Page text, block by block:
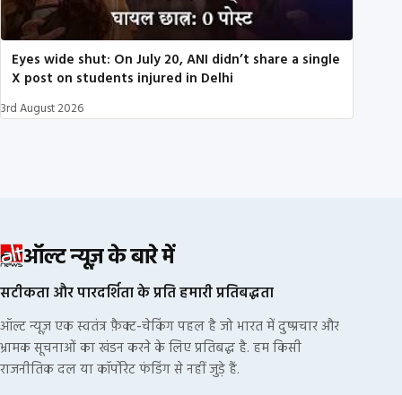
Eyes wide shut: On July 20, ANI didn’t share a single
X post on students injured in Delhi
3rd August 2026
ऑल्ट न्यूज़ के बारे में
सटीकता और पारदर्शिता के प्रति हमारी प्रतिबद्धता
ऑल्ट न्यूज़ एक स्वतंत्र फ़ैक्ट-चेकिंग पहल है जो भारत में दुष्प्रचार और
भ्रामक सूचनाओं का खंडन करने के लिए प्रतिबद्ध है. हम किसी
राजनीतिक दल या कॉर्पोरेट फंडिंग से नहीं जुड़े हैं.